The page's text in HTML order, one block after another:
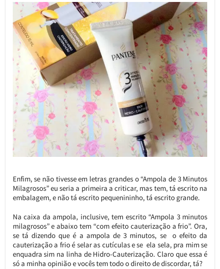
Enfim, se não tivesse em letras grandes o “Ampola de 3 Minutos
Milagrosos” eu seria a primeira a criticar, mas tem, tá escrito na
embalagem, e não tá escrito pequenininho, tá escrito grande.
Na caixa da ampola, inclusive, tem escrito “Ampola 3 minutos
milagrosos” e abaixo tem “com efeito cauterização a frio”. Ora,
se tá dizendo que é a ampola de 3 minutos, se o efeito da
cauterização a frio é selar as cutículas e se ela sela, pra mim se
enquadra sim na linha de Hidro-Cauterização. Claro que essa é
só a minha opinião e vocês tem todo o direito de discordar, tá?